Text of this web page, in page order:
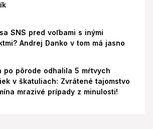
SNS pred voľbami s inými
Andrej Danko v tom má jasno
po pôrode odhalila 5 mŕtvych
v škatuliach: Zvrátené tajomstvo
mrazivé prípady z minulosti!